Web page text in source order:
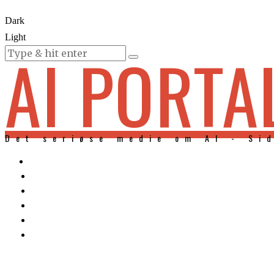
Dark
Light
KURSER
AI
Det seriøse medie om AI -